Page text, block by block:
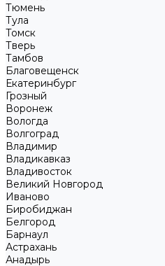
Тюмень
Тула
Томск
Тверь
Тамбов
Благовещенск
Екатеринбург
Грозный
Воронеж
Вологда
Волгоград
Владимир
Владикавказ
Владивосток
Великий Новгород
Иваново
Биробиджан
Белгород
Барнаул
Астрахань
Анадырь